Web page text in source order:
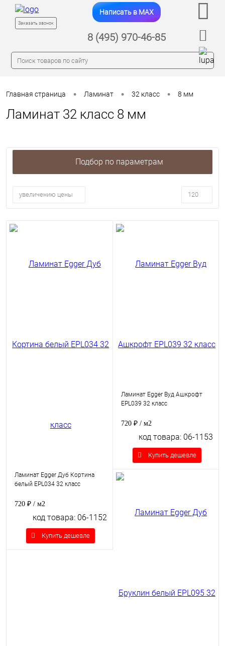
Заказать звонок
Написать в MAX
8 (495) 970-46-85
Главная страница • Ламинат • 32 класс • 8 мм
Ламинат 32 класс 8 мм
Подбор по параметрам
увеличению цены 120
Ламинат Egger Дуб Кортина
белый EPL034 32 класс
720 ₽ / м2
код товара: 06-1152
Купить дешевле
Ламинат Egger Вуд Ашкрофт
EPL039 32 класс
720 ₽ / м2
код товара: 06-1153
Купить дешевле